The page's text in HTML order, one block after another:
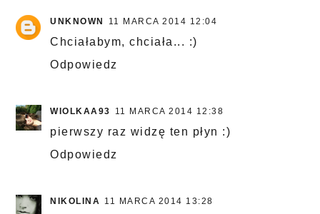
UNKNOWN 11 MARCA 2014 12:04
Chciałabym, chciała... :)
Odpowiedz
WIOLKAA93 11 MARCA 2014 12:38
pierwszy raz widzę ten płyn :)
Odpowiedz
NIKOLINA 11 MARCA 2014 13:28